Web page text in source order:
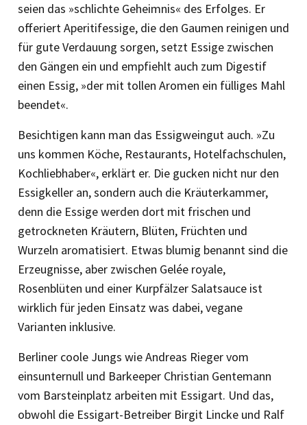
seien das »schlichte Geheimnis« des Erfolges. Er
offeriert Aperitif­essige, die den Gaumen reinigen und
für gute Verdauung sorgen, setzt Essige zwischen
den Gängen ein und empfiehlt auch zum Digestif
einen Essig, »der mit tollen Aromen ein fülliges Mahl
beendet«.
Besichtigen kann man das Essigweingut auch. »Zu
uns kommen Köche, Restaurants, Hotelfachschulen,
Kochliebhaber«, erklärt er. Die gucken nicht nur den
Essigkeller an, sondern auch die Kräuterkammer,
denn die Essige werden dort mit frischen und
getrockneten Kräutern, Blüten, Früchten und
Wurzeln aromatisiert. Etwas blumig benannt sind die
Erzeugnisse, aber zwischen Gelée royale,
Rosenblüten und einer Kurpfälzer Salatsauce ist
wirklich für jeden Einsatz was dabei, vegane
Varianten inklusive.
Berliner coole Jungs wie Andreas Rieger vom
einsunternull und Barkeeper Christian Gentemann
vom Barsteinplatz arbeiten mit Essigart. Und das,
obwohl die Essigart-Betreiber Birgit Lincke und Ralf